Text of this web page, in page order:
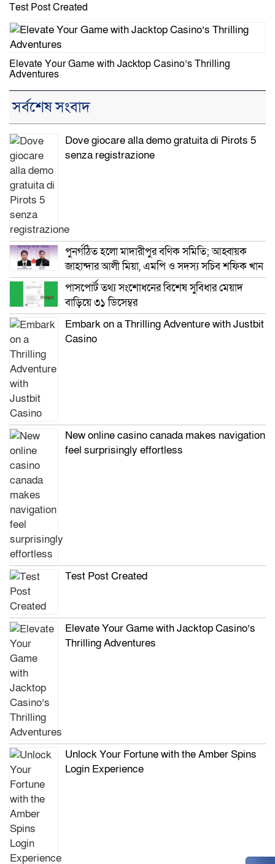
Test Post Created
Elevate Your Game with Jacktop Casino’s Thrilling
Adventures
সর্বশেষ সংবাদ
Dove giocare alla demo gratuita di Pirots 5
senza registrazione
পুনর্গঠিত হলো মাদারীপুর বণিক সমিতি; আহ্বায়ক
জাহান্দার আলী মিয়া, এমপি ও সদস্য সচিব শফিক খান
পাসপোর্ট তথ্য সংশোধনের বিশেষ সুবিধার মেয়াদ
বাড়িয়ে ৩১ ডিসেম্বর
Embark on a Thrilling Adventure with Justbit
Casino
New online casino canada makes navigation
feel surprisingly effortless
Test Post Created
Elevate Your Game with Jacktop Casino’s
Thrilling Adventures
Unlock Your Fortune with the Amber Spins
Login Experience